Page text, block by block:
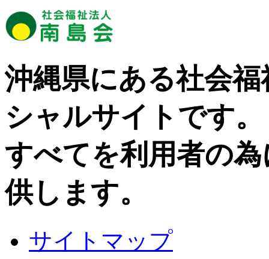
沖縄県にある社会
シャルサイトです。
すべてを利用者の
供します。
サイトマップ